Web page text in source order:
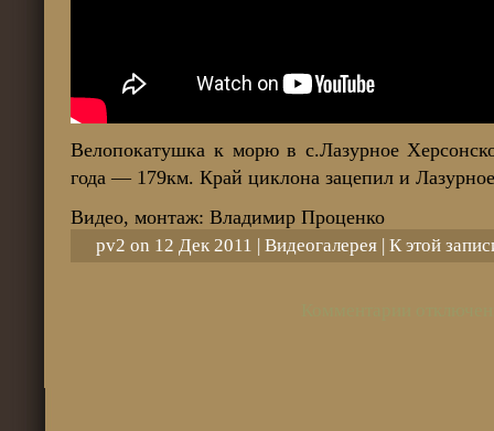
Велопокатушка к морю в с.Лазурное
года — 179км. Край циклона зацепил и
Видео, монтаж: Владимир Проценко
pv2 on 12 Дек 2011 | Видеогалерея| К этой